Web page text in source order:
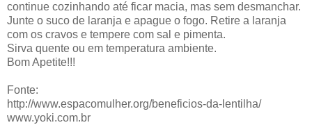
continue cozinhando até ficar macia, mas sem desmanchar.
Junte o suco de laranja e apague o fogo. Retire a laranja
com os cravos e tempere com sal e pimenta.
Sirva quente ou em temperatura ambiente.
Bom Apetite!!!
Fonte:
http://www.espacomulher.org/beneficios-da-lentilha/
www.yoki.com.br